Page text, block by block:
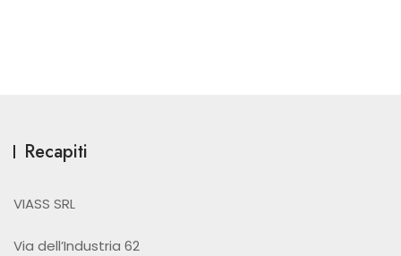
Recapiti
VIASS SRL
Via dell’Industria 62